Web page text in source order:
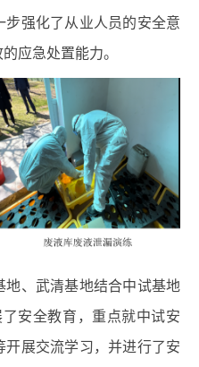
强化了从业人员的安全意
应急处置能力。
地、武清基地结合中试基地
了安全教育，重点就中试安
展交流学习，并进行了安